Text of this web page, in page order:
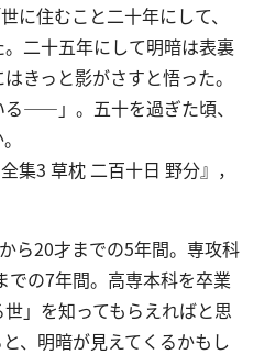
に住むこと二十年にして、
二十五年にして明暗は表裏
きっと影がさすと悟った。
――」。五十を過ぎた頃、
集3 草枕 二百十日 野分』，
ら20才までの5年間。専攻科
での7年間。高専本科を卒業
」を知ってもらえればと思
、明暗が見えてくるかもし